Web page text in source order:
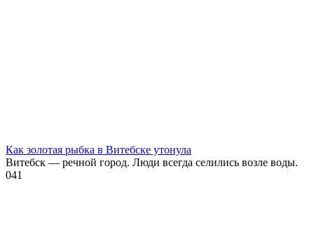
Как золотая рыбка в Витебске утонула
Витебск — речной город. Люди всегда селились возле воды.
041